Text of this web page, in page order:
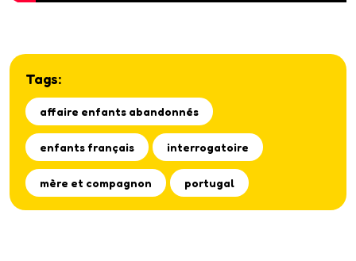
Tags:
affaire enfants abandonnés
enfants français interrogatoire
mère et compagnon portugal